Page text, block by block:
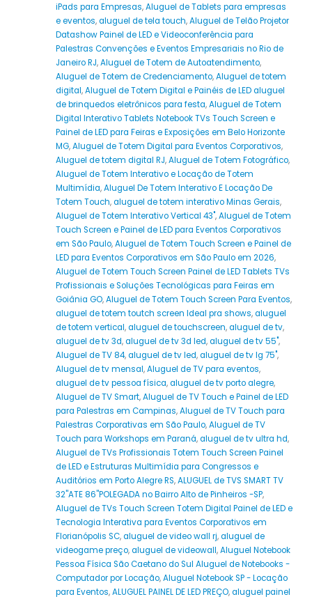
iPads para Empresas,Aluguel de Tablets para empresas
e eventos,aluguel de tela touch,Aluguel de Telão Projetor
Datashow Painel de LED e Videoconferência para
Palestras Convenções e Eventos Empresariais no Rio de
Janeiro RJ,Aluguel de Totem de Autoatendimento,
Aluguel de Totem de Credenciamento,Aluguel de totem
digital,Aluguel de Totem Digital e Painéis de LED aluguel
de brinquedos eletrônicos para festa,Aluguel de Totem
Digital Interativo Tablets Notebook TVs Touch Screen e
Painel de LED para Feiras e Exposições em Belo Horizonte
MG,Aluguel de Totem Digital para Eventos Corporativos,
Aluguel de totem digital RJ,Aluguel de Totem Fotográfico,
Aluguel de Totem Interativo e Locação de Totem
Multimídia,Aluguel De Totem Interativo E Locação De
Totem Touch,aluguel de totem interativo Minas Gerais,
Aluguel de Totem Interativo Vertical 43",Aluguel de Totem
Touch Screen e Painel de LED para Eventos Corporativos
em São Paulo,Aluguel de Totem Touch Screen e Painel de
LED para Eventos Corporativos em São Paulo em 2026,
Aluguel de Totem Touch Screen Painel de LED Tablets TVs
Profissionais e Soluções Tecnológicas para Feiras em
Goiânia GO,Aluguel de Totem Touch Screen Para Eventos,
aluguel de totem toutch screen Ideal pra shows,aluguel
de totem vertical,aluguel de touchscreen,aluguel de tv,
aluguel de tv 3d,aluguel de tv 3d led,aluguel de tv 55",
Aluguel de TV 84,aluguel de tv led,aluguel de tv lg 75",
Aluguel de tv mensal,Aluguel de TV para eventos,
aluguel de tv pessoa física,aluguel de tv porto alegre,
Aluguel de TV Smart,Aluguel de TV Touch e Painel de LED
para Palestras em Campinas,Aluguel de TV Touch para
Palestras Corporativas em São Paulo,Aluguel de TV
Touch para Workshops em Paraná,aluguel de tv ultra hd,
Aluguel de TVs Profissionais Totem Touch Screen Painel
de LED e Estruturas Multimídia para Congressos e
Auditórios em Porto Alegre RS,ALUGUEL de TVS SMART TV
32''ATE 86''POLEGADA no Bairro‎ Alto de Pinheiros‎ -SP,
Aluguel de TVs Touch Screen Totem Digital Painel de LED e
Tecnologia Interativa para Eventos Corporativos em
Florianópolis SC,aluguel de video wall rj,aluguel de
videogame preço,aluguel de videowall,Aluguel Notebook
Pessoa Física São Caetano do Sul Aluguel de Notebooks -
Computador por Locação,Aluguel Notebook SP - Locação
para Eventos,ALUGUEL PAINEL DE LED PREÇO,aluguel painel